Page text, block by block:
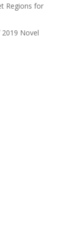
Regions for
Novel